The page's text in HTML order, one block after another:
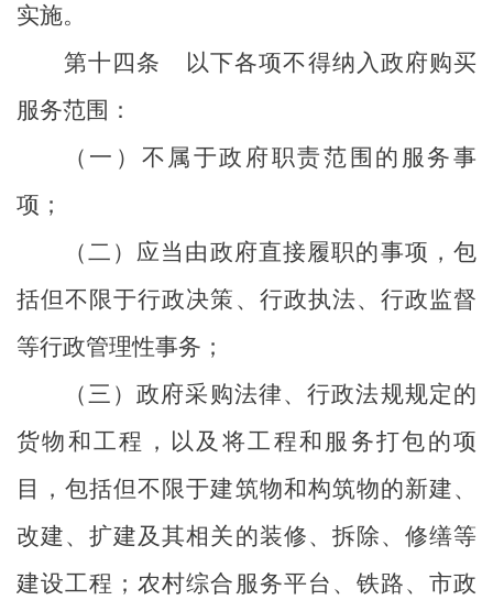
实施。
第十四条
以下各项不得纳入政府购买
服务范围：
（一）不属于政府职责范围的服务事
项；
（二）应当由政府直接履职的事项，包
括但不限于行政决策、行政执法、行政监督
等行政管理性事务；
（三）政府采购法律、行政法规规定的
货物和工程，以及将工程和服务打包的项
目，包括但不限于建筑物和构筑物的新建、
改建、扩建及其相关的装修、拆除、修缮等
建设工程；农村综合服务平台、铁路、市政